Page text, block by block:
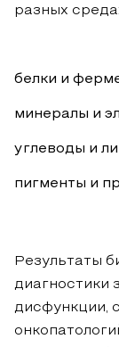
разных
белки и
минералы и
углеводы и
пигменты и
Результаты
диагностики
дисфункции,